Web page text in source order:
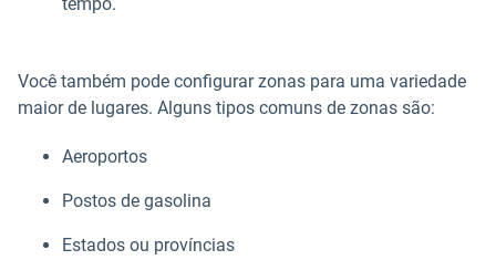
Você também pode configurar zonas para uma variedade
maior de lugares. Alguns tipos comuns de zonas são:
Aeroportos
Postos de gasolina
Estados ou províncias